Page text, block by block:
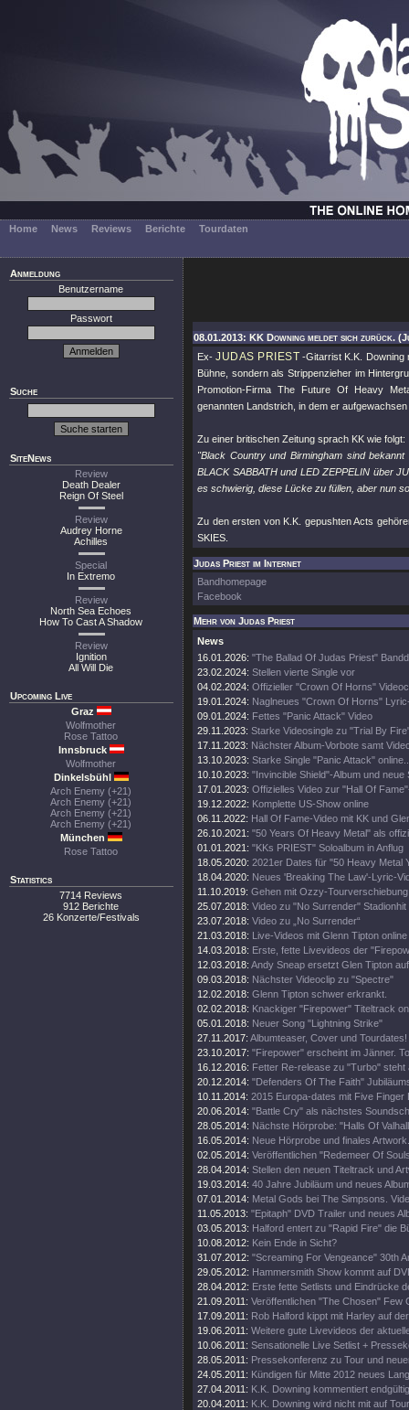
Home News Reviews Berichte Tourdaten
Anmeldung
Benutzername
Passwort
Suche
SiteNews
Review
Death Dealer
Reign Of Steel
Review
Audrey Horne
Achilles
Special
In Extremo
Review
North Sea Echoes
How To Cast A Shadow
Review
Ignition
All Will Die
Upcoming Live
Graz
Wolfmother
Rose Tattoo
Innsbruck
Wolfmother
Dinkelsbühl
Arch Enemy (+21)
Arch Enemy (+21)
Arch Enemy (+21)
Arch Enemy (+21)
München
Rose Tattoo
Statistics
7714 Reviews
912 Berichte
26 Konzerte/Festivals
08.01.2013: KK Downing meldet sich zurück.
Ex-JUDAS PRIEST -Gitarrist K.K. Downing
Bühne, sondern als Strippenzieher im
Promotion-Firma The Future Of Heavy
genannten Landstrich, in dem er
Zu einer britischen Zeitung sprach KK wie folgt:
"Black Country und Birmingham sind
BLACK SABBATH und LED ZEPPELIN über
es schwierig, diese Lücke zu füllen, aber nun
Zu den ersten von K.K. gepushten Acts
SKIES.
Judas Priest im Internet
Bandhomepage
Facebook
Mehr von Judas Priest
News
16.01.2026: "The Ballad Of Judas Priest"
23.02.2024: Stellen vierte Single vor
04.02.2024: Offizieller "Crown Of Horns"
19.01.2024: Naglneues "Crown Of Horns"
09.01.2024: Fettes "Panic Attack" Video
29.11.2023: Starke Videosingle zu "Trial By
17.11.2023: Nächster Album-Vorbote samt
13.10.2023: Starke Single "Panic Attack"
10.10.2023: "Invincible Shield"-Album und neue
17.01.2023: Offizielles Video zur "Hall Of
19.12.2022: Komplette US-Show online
06.11.2022: Hall Of Fame-Video mit KK und
26.10.2021: "50 Years Of Heavy Metal" als
01.01.2021: "KKs PRIEST" Soloalbum in Anflug
18.05.2020: 2021er Dates für "50 Heavy Metal
18.04.2020: Neues 'Breaking The Law'-Lyric-
11.10.2019: Gehen mit Ozzy-
25.07.2018: Video zu "No Surrender" Stadionhit
23.07.2018: Video zu „No Surrender“
21.03.2018: Live-Videos mit Glenn Tipton online
14.03.2018: Erste, fette Livevideos der
12.03.2018: Andy Sneap ersetzt Glen Tipton
09.03.2018: Nächster Videoclip zu "Spectre"
12.02.2018: Glenn Tipton schwer erkrankt.
02.02.2018: Knackiger "Firepower" Titeltrack
05.01.2018: Neuer Song "Lightning Strike"
27.11.2017: Albumteaser, Cover und Tourdates!
23.10.2017: "Firepower" erscheint im Jänner.
16.12.2016: Fetter Re-release zu "Turbo" steht
20.12.2014: "Defenders Of The Faith"
10.11.2014: 2015 Europa-dates mit Five Finger
20.06.2014: "Battle Cry" als nächstes
28.05.2014: Nächste Hörprobe: "Halls Of
16.05.2014: Neue Hörprobe und finales Artwork.
02.05.2014: Veröffentlichen "Redemeer Of
28.04.2014: Stellen den neuen Titeltrack und
19.03.2014: 40 Jahre Jubiläum und neues
07.01.2014: Metal Gods bei The Simpsons.
11.05.2013: "Epitaph" DVD Trailer und neues
03.05.2013: Halford entert zu "Rapid Fire" die
10.08.2012: Kein Ende in Sicht?
31.07.2012: "Screaming For Vengeance" 30th
29.05.2012: Hammersmith Show kommt auf
28.04.2012: Erste fette Setlists und Eindrücke
21.09.2011: Veröffentlichen "The Chosen" Few
17.09.2011: Rob Halford kippt mit Harley auf
19.06.2011: Weitere gute Livevideos der
10.06.2011: Sensationelle Live Setlist +
28.05.2011: Pressekonferenz zu Tour und
24.05.2011: Kündigen für Mitte 2012 neues
27.04.2011: K.K. Downing kommentiert
20.04.2011: K.K. Downing wird nicht mit auf